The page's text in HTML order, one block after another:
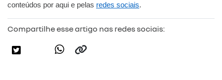
conteúdos por aqui e pelas redes sociais.
Compartilhe esse artigo nas redes sociais: